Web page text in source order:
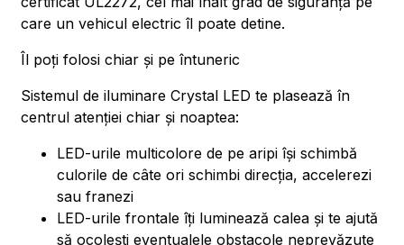
care un vehicul electric îl poate detine.
Îl poți folosi chiar și pe întuneric
Sistemul de iluminare Crystal LED te plasează în
centrul atenției chiar și noaptea:
LED-urile multicolore de pe aripi își schimbă
culorile de câte ori schimbi direcția, accelerezi
sau franezi
LED-urile frontale îți luminează calea și te ajută
să ocolești eventualele obstacole neprevăzute